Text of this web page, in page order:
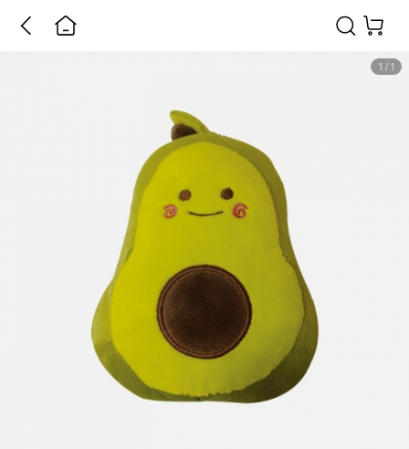
1 / 1